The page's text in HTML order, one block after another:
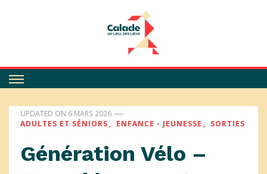
Calade
UPDATED ON 6 MARS 2026
ADULTES ET SÉNIORS
ENFANCE - JEUNESSE SORTIES
Génération Vélo –